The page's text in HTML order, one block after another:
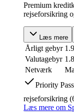
Premium
rejseforsikring
Læs mere
Årligt gebyr
Valutagebyr
Netværk
Priority
rejseforsikring
Læs mere om